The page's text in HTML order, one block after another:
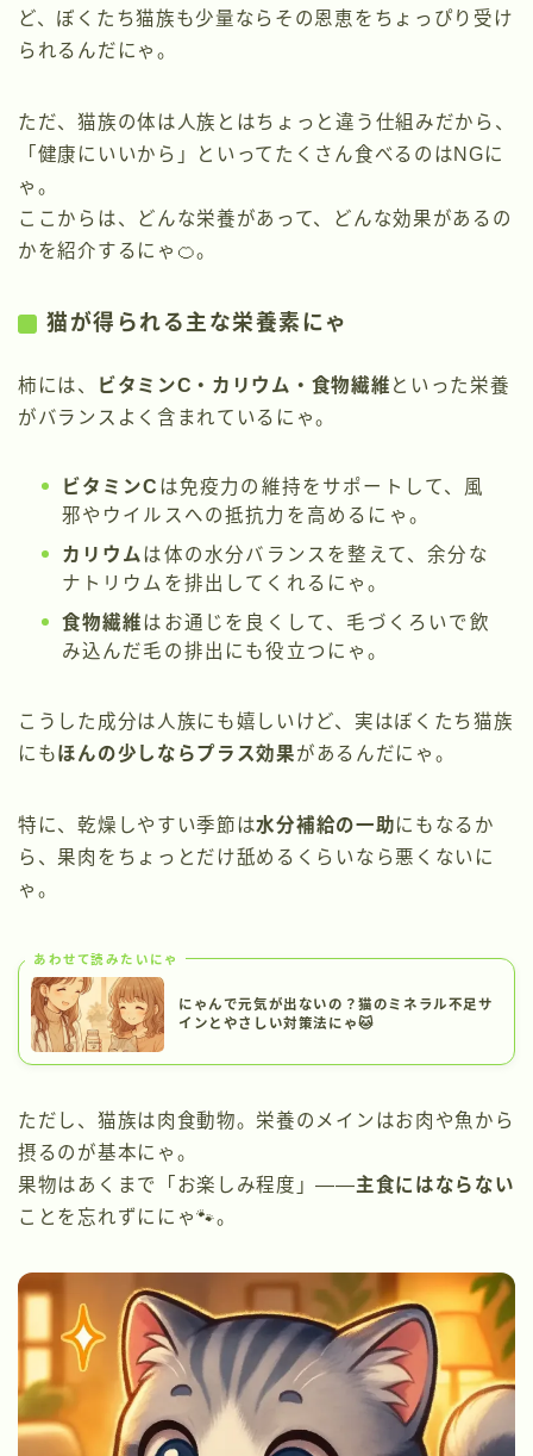
ど、ぼくたち猫族も少量ならその恩恵をちょっぴり受け
られるんだにゃ。
ただ、猫族の体は人族とはちょっと違う仕組みだから、
「健康にいいから」といってたくさん食べるのはNGに
ゃ。
ここからは、どんな栄養があって、どんな効果があるの
かを紹介するにゃ🍊。
猫が得られる主な栄養素にゃ
柿には、 ビタミンC・カリウム・食物繊維 といった栄養
がバランスよく含まれているにゃ。
ビタミンC は免疫力の維持をサポートして、風
邪やウイルスへの抵抗力を高めるにゃ。
カリウムは体の水分バランスを整えて、余分な
ナトリウムを排出してくれるにゃ。
食物繊維はお通じを良くして、毛づくろいで飲
み込んだ毛の排出にも役立つにゃ。
こうした成分は人族にも嬉しいけど、実はぼくたち猫族
にもほんの少しならプラス効果があるんだにゃ。
特に、乾燥しやすい季節は水分補給の一助にもなるか
ら、果肉をちょっとだけ舐めるくらいなら悪くないに
ゃ。
あわせて読みたいにゃ
にゃんで元気が出ないの？猫のミネラル不足サ
インとやさしい対策法にゃ🐱
ただし、猫族は肉食動物。栄養のメインはお肉や魚から
摂るのが基本にゃ。
果物はあくまで「お楽しみ程度」――主食にはならない
ことを忘れずににゃ🐾。